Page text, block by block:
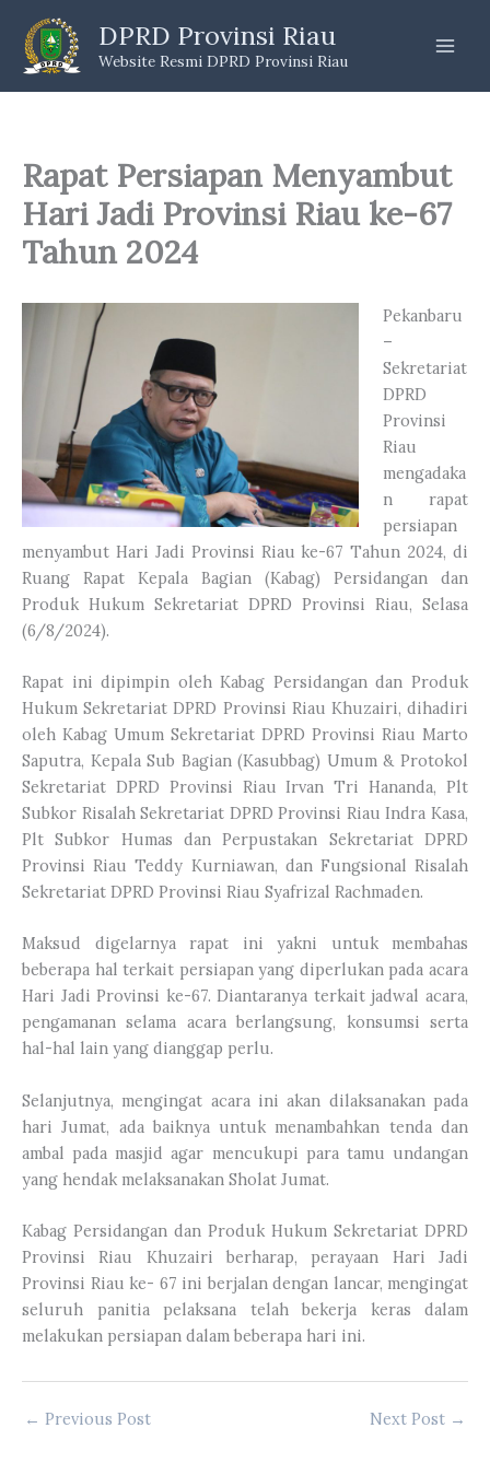
content
DPRD Provinsi Riau
Website Resmi DPRD Provinsi Riau
Rapat Persiapan Menyambut
Hari Jadi Provinsi Riau ke-67
Tahun 2024
Pekanbaru
–
Sekretariat
DPRD
Provinsi
Riau
mengadaka
n rapat
persiapan
menyambut Hari Jadi Provinsi Riau ke-67 Tahun 2024, di
Ruang Rapat Kepala Bagian (Kabag) Persidangan dan
Produk Hukum Sekretariat DPRD Provinsi Riau, Selasa
(6/8/2024).
Rapat ini dipimpin oleh Kabag Persidangan dan Produk
Hukum Sekretariat DPRD Provinsi Riau Khuzairi, dihadiri
oleh Kabag Umum Sekretariat DPRD Provinsi Riau Marto
Saputra, Kepala Sub Bagian (Kasubbag) Umum & Protokol
Sekretariat DPRD Provinsi Riau Irvan Tri Hananda, Plt
Subkor Risalah Sekretariat DPRD Provinsi Riau Indra Kasa,
Plt Subkor Humas dan Perpustakan Sekretariat DPRD
Provinsi Riau Teddy Kurniawan, dan Fungsional Risalah
Sekretariat DPRD Provinsi Riau Syafrizal Rachmaden.
Maksud digelarnya rapat ini yakni untuk membahas
beberapa hal terkait persiapan yang diperlukan pada acara
Hari Jadi Provinsi ke-67. Diantaranya terkait jadwal acara,
pengamanan selama acara berlangsung, konsumsi serta
hal-hal lain yang dianggap perlu.
Selanjutnya, mengingat acara ini akan dilaksanakan pada
hari Jumat, ada baiknya untuk menambahkan tenda dan
ambal pada masjid agar mencukupi para tamu undangan
yang hendak melaksanakan Sholat Jumat.
Kabag Persidangan dan Produk Hukum Sekretariat DPRD
Provinsi Riau Khuzairi berharap, perayaan Hari Jadi
Provinsi Riau ke- 67 ini berjalan dengan lancar, mengingat
seluruh panitia pelaksana telah bekerja keras dalam
melakukan persiapan dalam beberapa hari ini.
← Previous Post Next Post →